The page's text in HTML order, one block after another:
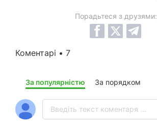
Порадьтеся з друзями:
Коментарі • 7
За популярністю За порядком